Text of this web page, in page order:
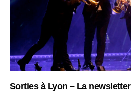
Sorties à Lyon – La newsletter